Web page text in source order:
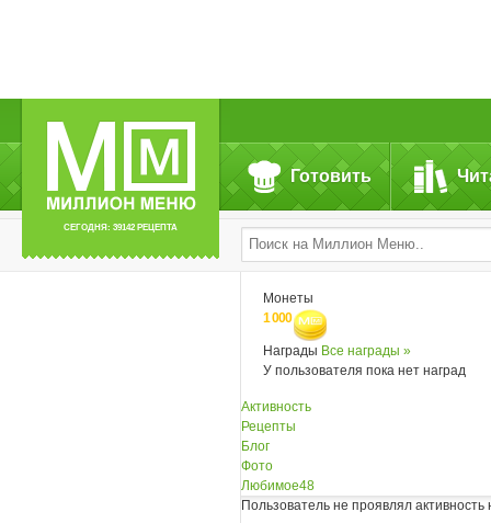
СЕГОДНЯ: 39142 РЕЦЕПТА
Готовить
Монеты
1 000
Награды Все награды »
У пользователя пока нет наград
Активность
Рецепты
Блог
Фото
Любимое48
Пользователь не проявлял активность